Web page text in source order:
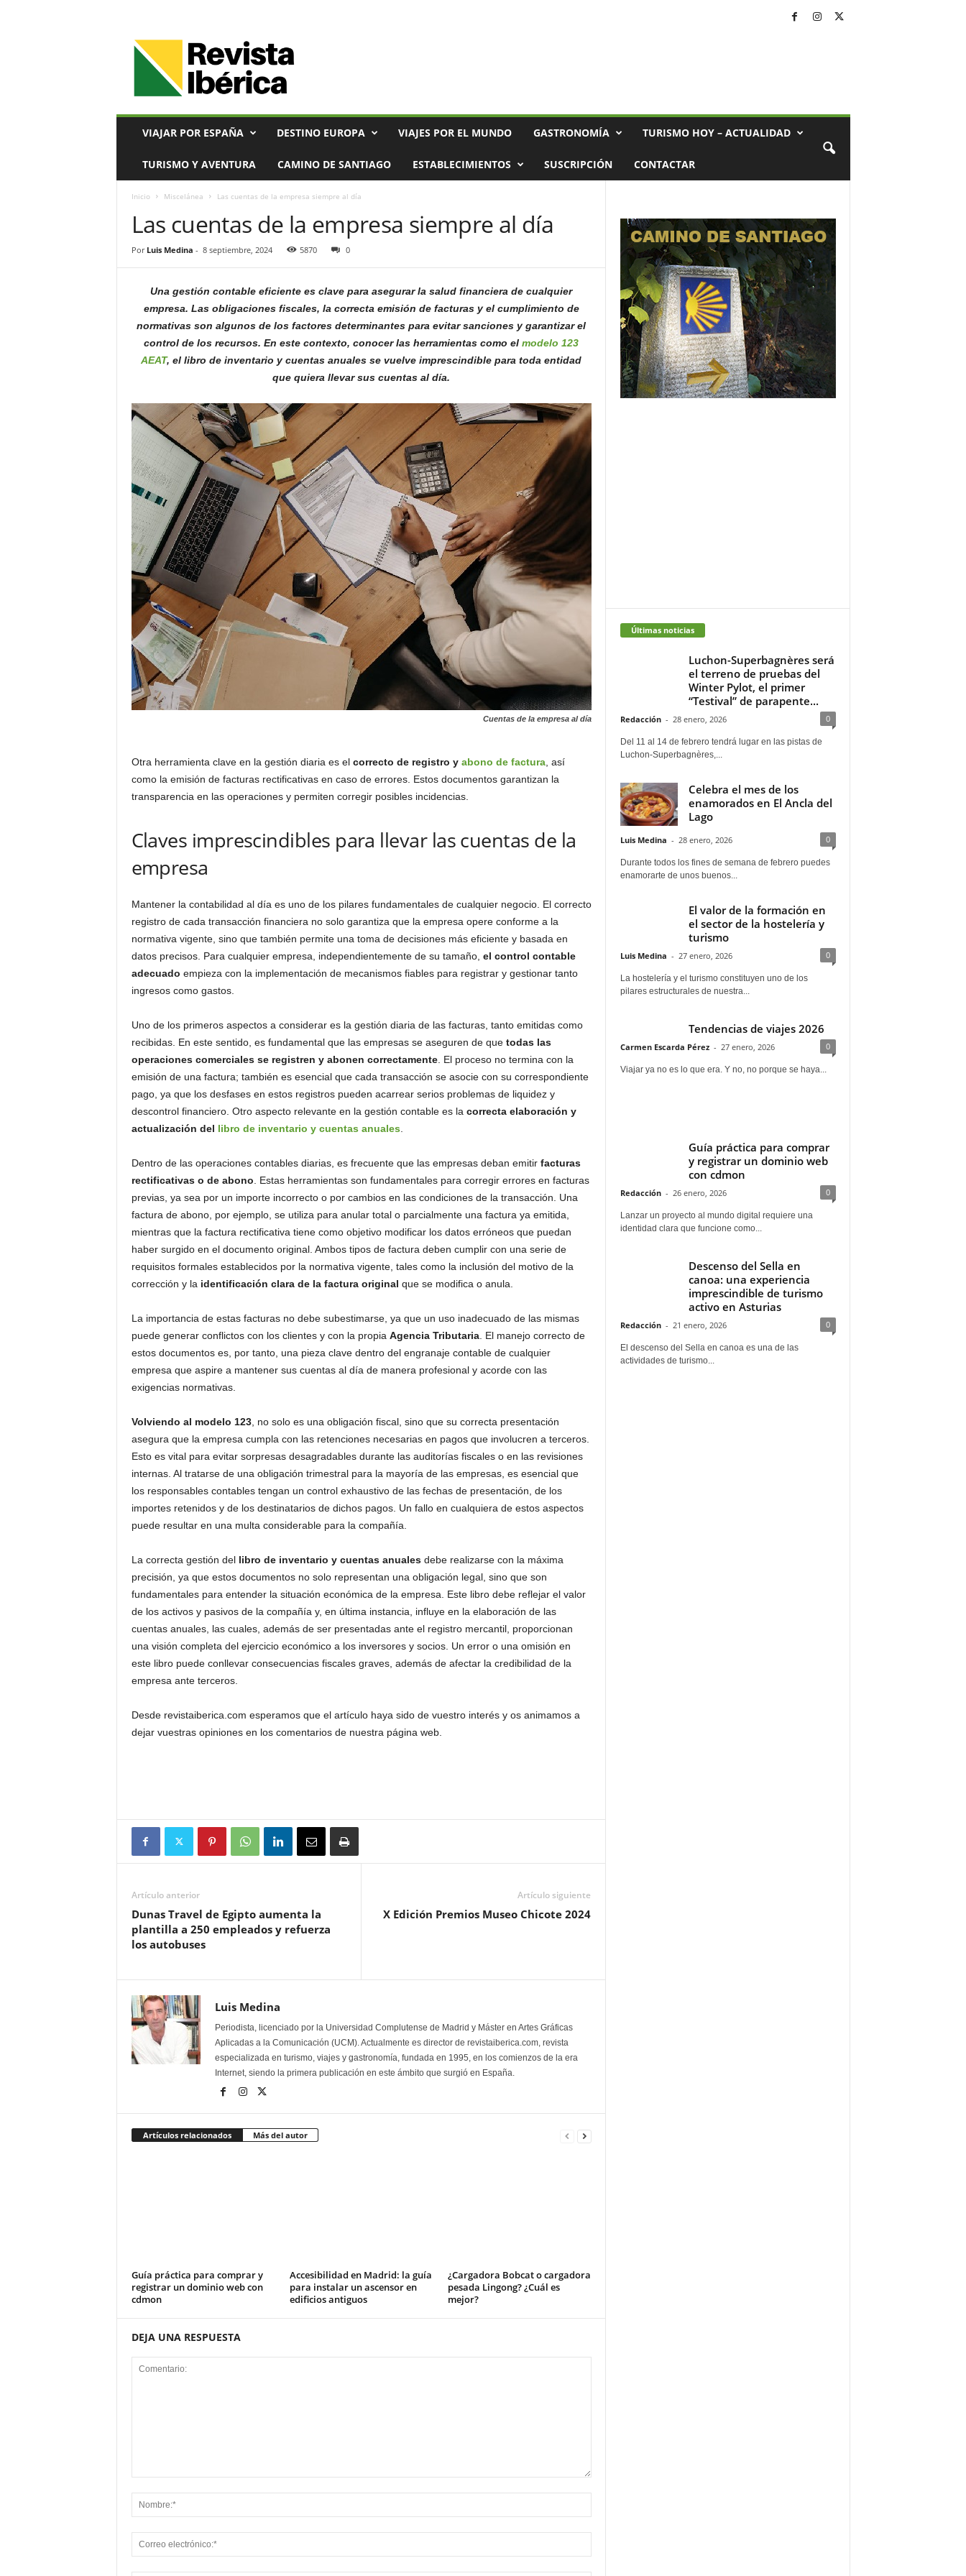
VIAJAR POR ESPAÑA DESTINO EUROPA VIAJES POR EL MUNDO GASTRONOMÍA TURISMO HOY – ACTUALIDAD
TURISMO Y AVENTURA CAMINO DE SANTIAGO ESTABLECIMIENTOS SUSCRIPCIÓN CONTACTAR
Inicio Miscelánea Las cuentas de la empresa siempre al día
Las cuentas de la empresa siempre al día
Por Luis Medina - 8 septiembre, 2024 5870 0
Una gestión contable eficiente es clave para asegurar la salud financiera de cualquier
empresa. Las obligaciones fiscales, la correcta emisión de facturas y el cumplimiento de
normativas son algunos de los factores determinantes para evitar sanciones y garantizar el
control de los recursos. En este contexto, conocer las herramientas como el modelo 123
AEAT, el libro de inventario y cuentas anuales se vuelve imprescindible para toda entidad
que quiera llevar sus cuentas al día.
Cuentas de la empresa al día
Otra herramienta clave en la gestión diaria es el correcto de registro y abono de factura, así
como la emisión de facturas rectificativas en caso de errores. Estos documentos garantizan la
transparencia en las operaciones y permiten corregir posibles incidencias.
Claves imprescindibles para llevar las cuentas de la
empresa
Mantener la contabilidad al día es uno de los pilares fundamentales de cualquier negocio. El correcto
registro de cada transacción financiera no solo garantiza que la empresa opere conforme a la
normativa vigente, sino que también permite una toma de decisiones más eficiente y basada en
datos precisos. Para cualquier empresa, independientemente de su tamaño, el control contable
adecuado empieza con la implementación de mecanismos fiables para registrar y gestionar tanto
ingresos como gastos.
Uno de los primeros aspectos a considerar es la gestión diaria de las facturas, tanto emitidas como
recibidas. En este sentido, es fundamental que las empresas se aseguren de que todas las
operaciones comerciales se registren y abonen correctamente. El proceso no termina con la
emisión de una factura; también es esencial que cada transacción se asocie con su correspondiente
pago, ya que los desfases en estos registros pueden acarrear serios problemas de liquidez y
descontrol financiero. Otro aspecto relevante en la gestión contable es la correcta elaboración y
actualización del libro de inventario y cuentas anuales
Dentro de las operaciones contables diarias, es frecuente que las empresas deban emitir facturas
rectificativas o de abono . Estas herramientas son fundamentales para corregir errores en facturas
previas, ya sea por un importe incorrecto o por cambios en las condiciones de la transacción. Una
factura de abono, por ejemplo, se utiliza para anular total o parcialmente una factura ya emitida,
mientras que la factura rectificativa tiene como objetivo modificar los datos erróneos que puedan
haber surgido en el documento original. Ambos tipos de factura deben cumplir con una serie de
requisitos formales establecidos por la normativa vigente, tales como la inclusión del motivo de la
corrección y la identificación clara de la factura original que se modifica o anula.
La importancia de estas facturas no debe subestimarse, ya que un uso inadecuado de las mismas
puede generar conflictos con los clientes y con la propia Agencia Tributaria. El manejo correcto de
estos documentos es, por tanto, una pieza clave dentro del engranaje contable de cualquier
empresa que aspire a mantener sus cuentas al día de manera profesional y acorde con las
exigencias normativas.
Volviendo al modelo 123, no solo es una obligación fiscal, sino que su correcta presentación
asegura que la empresa cumpla con las retenciones necesarias en pagos que involucren a terceros.
Esto es vital para evitar sorpresas desagradables durante las auditorías fiscales o en las revisiones
internas. Al tratarse de una obligación trimestral para la mayoría de las empresas, es esencial que
los responsables contables tengan un control exhaustivo de las fechas de presentación, de los
importes retenidos y de los destinatarios de dichos pagos. Un fallo en cualquiera de estos aspectos
puede resultar en una multa considerable para la compañía.
La correcta gestión del libro de inventario y cuentas anualesdebe realizarse con la máxima
precisión, ya que estos documentos no solo representan una obligación legal, sino que son
fundamentales para entender la situación económica de la empresa. Este libro debe reflejar el valor
de los activos y pasivos de la compañía y, en última instancia, influye en la elaboración de las
cuentas anuales, las cuales, además de ser presentadas ante el registro mercantil, proporcionan
una visión completa del ejercicio económico a los inversores y socios. Un error o una omisión en
este libro puede conllevar consecuencias fiscales graves, además de afectar la credibilidad de la
empresa ante terceros.
Desde revistaiberica.com esperamos que el artículo haya sido de vuestro interés y os animamos a
dejar vuestras opiniones en los comentarios de nuestra página web.
Artículo anterior
Dunas Travel de Egipto aumenta la
plantilla a 250 empleados y refuerza
los autobuses
Artículo siguiente
X Edición Premios Museo Chicote 2024
Luis Medina
Periodista, licenciado por la Universidad Complutense de Madrid y Máster en Artes Gráficas
Aplicadas a la Comunicación (UCM). Actualmente es director de revistaiberica.com, revista
especializada en turismo, viajes y gastronomía, fundada en 1995, en los comienzos de la era
Internet, siendo la primera publicación en este ámbito que surgió en España.
Artículos relacionados Más del autor
Guía práctica para comprar y
registrar un dominio web con
cdmon
Accesibilidad en Madrid: la guía
para instalar un ascensor en
edificios antiguos
¿Cargadora Bobcat o cargadora
pesada Lingong? ¿Cuál es
mejor?
DEJA UNA RESPUESTA
Últimas noticias
Luchon-Superbagnères será
el terreno de pruebas del
Winter Pylot, el primer
“Testival” de parapente...
Redacción - 28 enero, 2026 0
Del 11 al 14 de febrero tendrá lugar en las pistas de
Luchon-Superbagnères,...
Celebra el mes de los
enamorados en El Ancla del
Lago
Luis Medina - 28 enero, 2026 0
Durante todos los fines de semana de febrero puedes
enamorarte de unos buenos...
El valor de la formación en
el sector de la hostelería y
turismo
Luis Medina - 27 enero, 2026 0
La hostelería y el turismo constituyen uno de los
pilares estructurales de nuestra...
Tendencias de viajes 2026
Carmen Escarda Pérez - 27 enero, 2026 0
Viajar ya no es lo que era. Y no, no porque se haya...
Guía práctica para comprar
y registrar un dominio web
con cdmon
Redacción - 26 enero, 2026 0
Lanzar un proyecto al mundo digital requiere una
identidad clara que funcione como...
Descenso del Sella en
canoa: una experiencia
imprescindible de turismo
activo en Asturias
Redacción - 21 enero, 2026 0
El descenso del Sella en canoa es una de las
actividades de turismo...